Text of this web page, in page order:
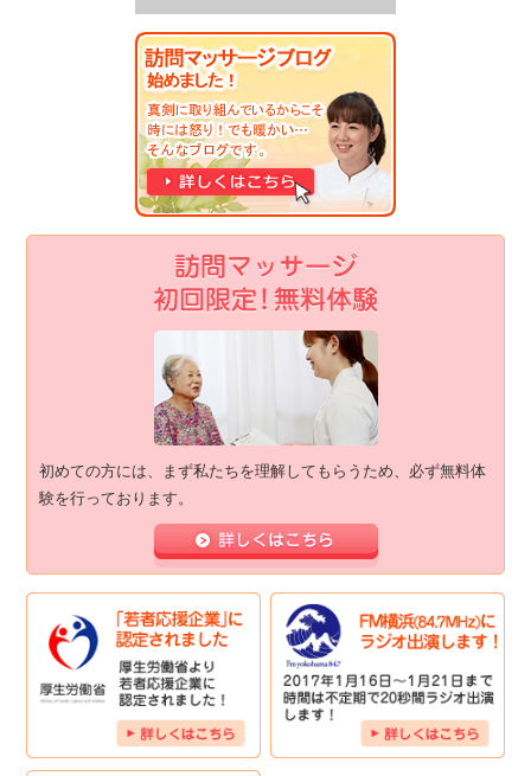
初めての方には、まず私たちを理解してもらうため、必ず無料体
験を行っております。